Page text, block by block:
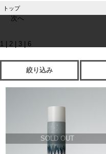
トップ
次へ
1 2 3 6
絞り込み
SOLD OUT